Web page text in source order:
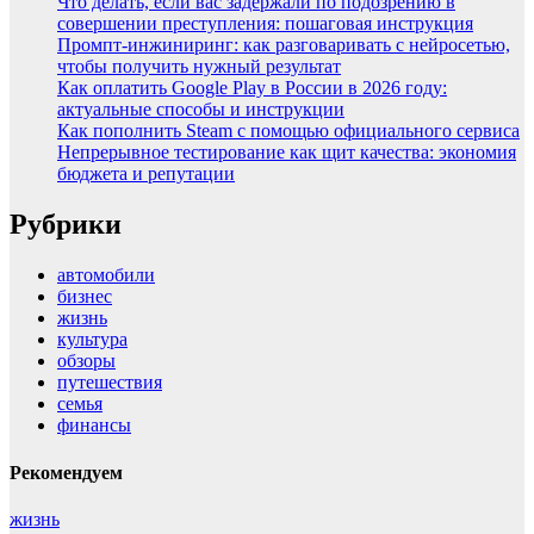
совершении преступления: пошаговая инструкция
Промпт-инжиниринг: как разговаривать с нейросетью,
чтобы получить нужный результат
Как оплатить Google Play в России в 2026 году:
актуальные способы и инструкции
Как пополнить Steam с помощью официального сервиса
Непрерывное тестирование как щит качества: экономия
бюджета и репутации
Рубрики
автомобили
бизнес
жизнь
культура
обзоры
путешествия
семья
финансы
Рекомендуем
жизнь